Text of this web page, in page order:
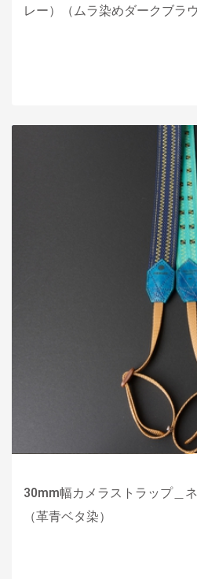
レー）（ムラ染めダークブラウ
30mm幅カメラストラップ＿
（革青ベタ染）